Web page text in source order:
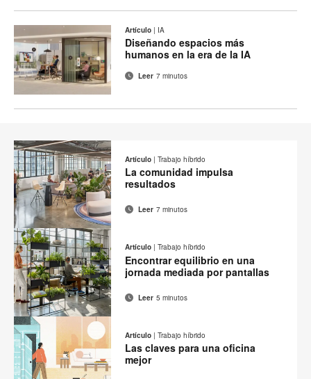
Artículo | IA
Diseñando espacios más
humanos en la era de la IA
Leer 7 minutos
Compartir
en
Facebook
Compartir
en
Twitter
Compartir
en
Pinterest
Compartir
en
Linked-
in
Correo
electrónico
Imprimir
esta
página
Artículo | Trabajo híbrido
La comunidad impulsa
resultados
Leer 7 minutos
Compartir
en
Facebook
Compartir
en
Twitter
Compartir
en
Pinterest
Compartir
en
Linked-
in
Correo
electrónico
Imprimir
esta
página
Artículo | Trabajo híbrido
Encontrar equilibrio en una
jornada mediada por pantallas
Leer 5 minutos
Artículo | Trabajo híbrido
Las claves para una oficina
mejor